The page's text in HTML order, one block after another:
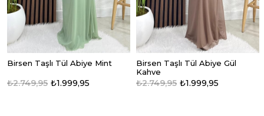
Birsen Taşlı Tül Abiye Mint
₺1.999,95
₺2.749,95
Birsen Taşlı Tül Abiye Gül
Kahve
₺1.999,95
₺2.749,95